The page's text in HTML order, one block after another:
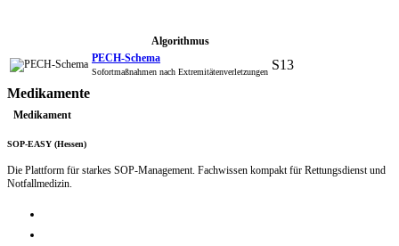
Algorithmus
PECH-Schema
Sofortmaßnahmen nach Extremitätenverletzungen S13
Medikamente
Medikament
SOP-EASY (Hessen)
Die Plattform für starkes SOP-Management. Fachwissen kompakt für Rettungsdienst und
Notfallmedizin.